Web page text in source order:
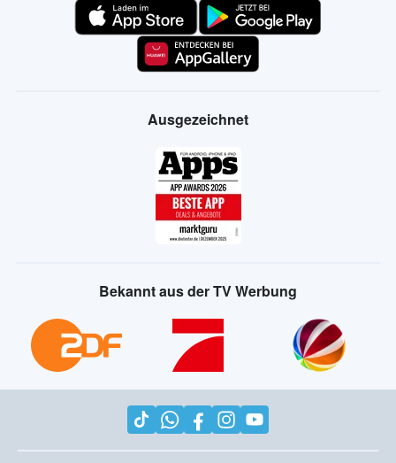
Ausgezeichnet
Bekannt aus der TV Werbung